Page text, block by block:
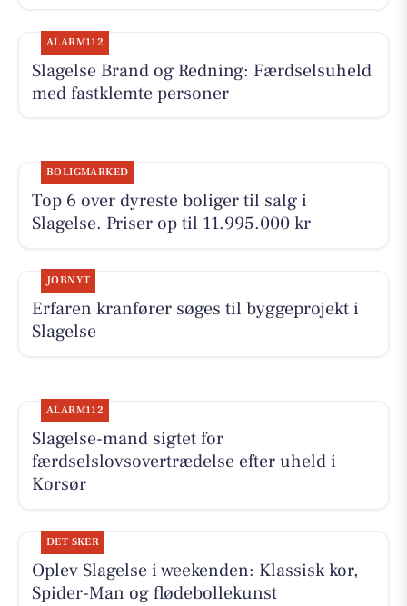
ALARM112
Slagelse Brand og Redning: Færdselsuheld
med fastklemte personer
BOLIGMARKED
Top 6 over dyreste boliger til salg i
Slagelse. Priser op til 11.995.000 kr
JOBNYT
Erfaren kranfører søges til byggeprojekt i
Slagelse
ALARM112
Slagelse-mand sigtet for
færdselslovsovertrædelse efter uheld i
Korsør
DET SKER
Oplev Slagelse i weekenden: Klassisk kor,
Spider-Man og flødebollekunst